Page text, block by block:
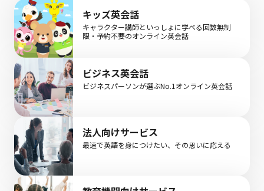
キッズ英会話
キャラクター講師といっしょに学べる回数無制
限・予約不要のオンライン英会話
ビジネス英会話
ビジネスパーソンが選ぶNo.1オンライン英会話
法人向けサービス
最速で英語を身につけたい、その思いに応える